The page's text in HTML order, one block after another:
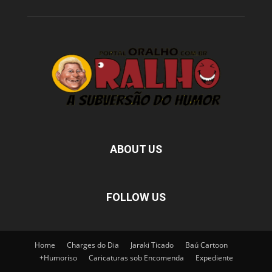
ABOUT US
FOLLOW US
Home Charges do Dia Jaraki Ticado
Baú Cartoon
+Humoriso
Caricaturas sob Encomenda Expediente